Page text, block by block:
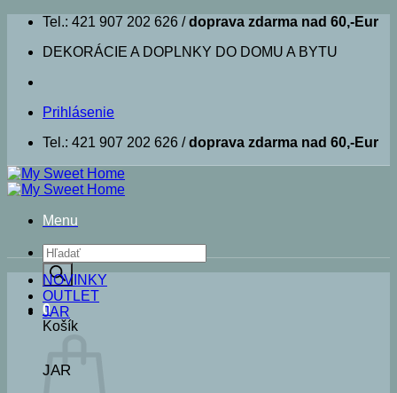
Skip
content
Tel.: 421 907 202 626 /doprava zdarma nad 60,-Eur
DEKORÁCIE A DOPLNKY DO DOMU A BYTU
Prihlásenie
Tel.: 421 907 202 626 /doprava zdarma nad 60,-Eur
Menu
Products
search
0
Košík
NOVINKY
OUTLET
JAR
JAR